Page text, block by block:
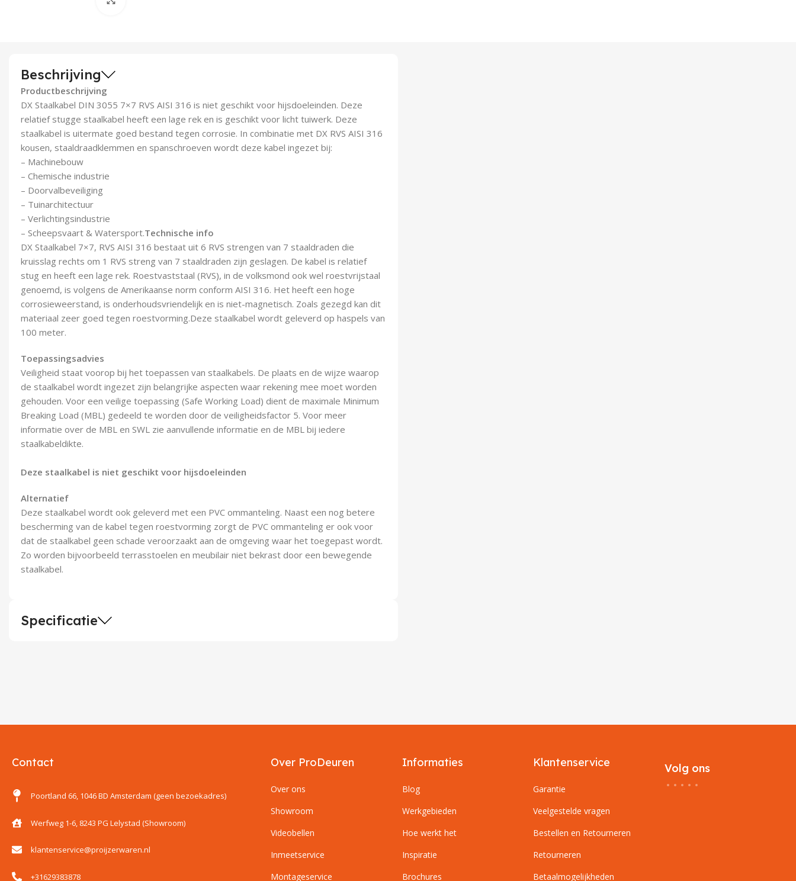
Beschrijving
Productbeschrijving
DX Staalkabel DIN 3055 7×7 RVS AISI 316 is niet geschikt voor hijsdoeleinden. Deze
relatief stugge staalkabel heeft een lage rek en is geschikt voor licht tuiwerk. Deze
staalkabel is uitermate goed bestand tegen corrosie. In combinatie met DX RVS AISI 316
kousen, staaldraadklemmen en spanschroeven wordt deze kabel ingezet bij:
– Machinebouw
– Chemische industrie
– Doorvalbeveiliging
– Tuinarchitectuur
– Verlichtingsindustrie
– Scheepsvaart & Watersport.Technische info
DX Staalkabel 7×7, RVS AISI 316 bestaat uit 6 RVS strengen van 7 staaldraden die
kruisslag rechts om 1 RVS streng van 7 staaldraden zijn geslagen. De kabel is relatief
stug en heeft een lage rek. Roestvaststaal (RVS), in de volksmond ook wel roestvrijstaal
genoemd, is volgens de Amerikaanse norm conform AISI 316. Het heeft een hoge
corrosieweerstand, is onderhoudsvriendelijk en is niet-magnetisch. Zoals gezegd kan dit
materiaal zeer goed tegen roestvorming.Deze staalkabel wordt geleverd op haspels van
100 meter.
Toepassingsadvies
Veiligheid staat voorop bij het toepassen van staalkabels. De plaats en de wijze waarop
de staalkabel wordt ingezet zijn belangrijke aspecten waar rekening mee moet worden
gehouden. Voor een veilige toepassing (Safe Working Load) dient de maximale Minimum
Breaking Load (MBL) gedeeld te worden door de veiligheidsfactor 5. Voor meer
informatie over de MBL en SWL zie aanvullende informatie en de MBL bij iedere
staalkabeldikte.
Deze staalkabel is niet geschikt voor hijsdoeleinden
Alternatief
Deze staalkabel wordt ook geleverd met een PVC ommanteling. Naast een nog betere
bescherming van de kabel tegen roestvorming zorgt de PVC ommanteling er ook voor
dat de staalkabel geen schade veroorzaakt aan de omgeving waar het toegepast wordt.
Zo worden bijvoorbeeld terrasstoelen en meubilair niet bekrast door een bewegende
staalkabel.
Specificatie
Contact
Poortland 66, 1046 BD Amsterdam (geen bezoekadres)
Werfweg 1-6, 8243 PG Lelystad (Showroom)
klantenservice@proijzerwaren.nl
+31629383878
Over ProDeuren
Over ons
Showroom
Videobellen
Inmeetservice
Montageservice
Informaties
Blog
Werkgebieden
Hoe werkt het
Inspiratie
Brochures
Klantenservice
Garantie
Veelgestelde vragen
Bestellen en Retourneren
Retourneren
Betaalmogelijkheden
Volg ons